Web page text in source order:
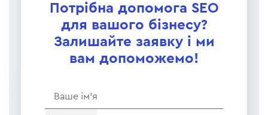
Потрібна допомога SEO
для вашого бізнесу?
Залишайте заявку і ми
вам допоможемо!